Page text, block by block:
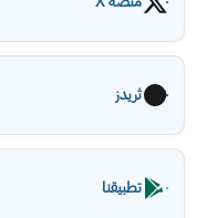
ثريدز
تطبيقنا